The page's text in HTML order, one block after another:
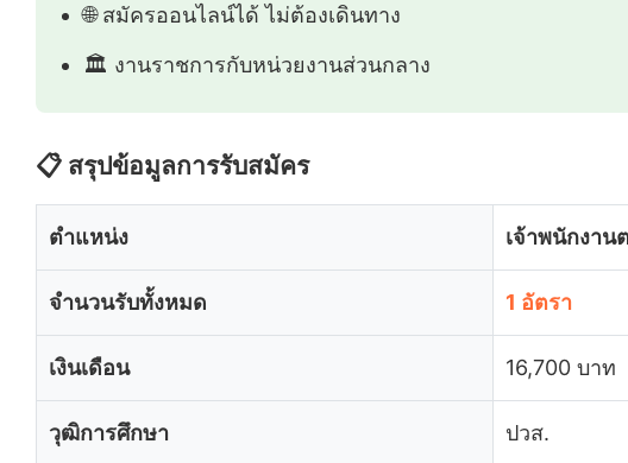
🌐 สมัครออนไลน์ได้ ไม่ต้องเดินทาง
🏛️ งานราชการกับหน่วยงานส่วนกลาง
📋 สรุปข้อมูลการรับสมัคร
ตำแหน่ง เจ้าพนักงา
จำนวนรับทั้งหมด 1 อัตรา
เงินเดือน 16,700 บาท
วุฒิการศึกษา ปวส.